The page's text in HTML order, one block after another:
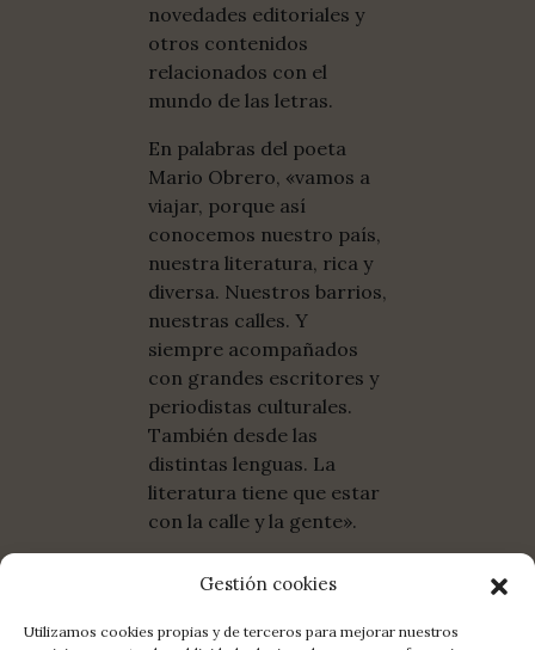
Gestión cookies
Utilizamos cookies propias y de terceros para mejorar nuestros
novedades editoriales y
otros contenidos
relacionados con el
mundo de las letras.
En palabras del poeta
Mario Obrero, «vamos a
viajar, porque así
conocemos nuestro país,
nuestra literatura, rica y
diversa. Nuestros barrios,
nuestras calles. Y
siempre acompañados
con grandes escritores y
periodistas culturales.
También desde las
distintas lenguas. La
literatura tiene que estar
con la calle y la gente».